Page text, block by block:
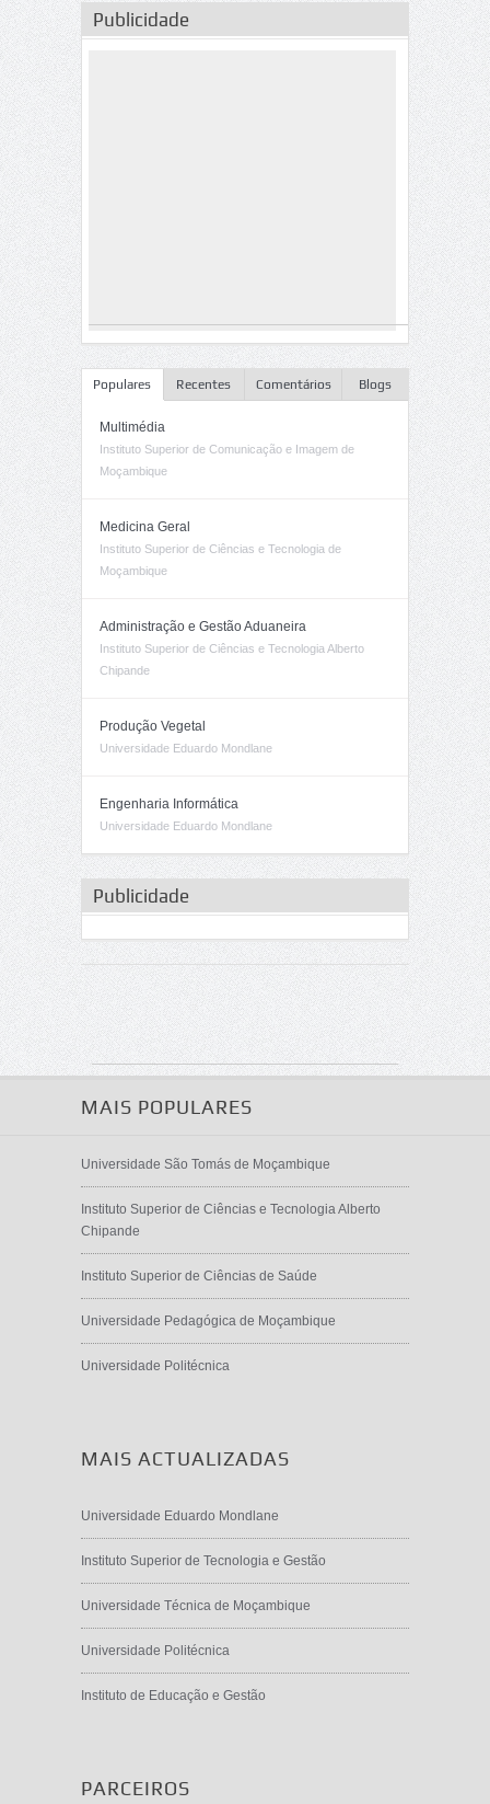
Publicidade
Populares Recentes Comentários Blogs
Multimédia
Instituto Superior de Comunicação e Imagem de
Moçambique
Medicina Geral
Instituto Superior de Ciências e Tecnologia de
Moçambique
Administração e Gestão Aduaneira
Instituto Superior de Ciências e Tecnologia Alberto
Chipande
Produção Vegetal
Universidade Eduardo Mondlane
Engenharia Informática
Universidade Eduardo Mondlane
Publicidade
MAIS POPULARES
Universidade São Tomás de Moçambique
Instituto Superior de Ciências e Tecnologia Alberto
Chipande
Instituto Superior de Ciências de Saúde
Universidade Pedagógica de Moçambique
Universidade Politécnica
MAIS ACTUALIZADAS
Universidade Eduardo Mondlane
Instituto Superior de Tecnologia e Gestão
Universidade Técnica de Moçambique
Universidade Politécnica
Instituto de Educação e Gestão
PARCEIROS